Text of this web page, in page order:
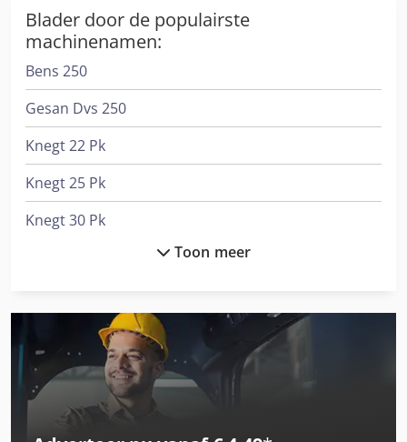
Blader door de populairste
machinenamen:
Bens 250
Gesan Dvs 250
Knegt 22 Pk
Knegt 25 Pk
Knegt 30 Pk
Knegt Kmss 145 Sideshift
Knegt Kmv 125 Verstek
Knegt Kmv 145 Verstek
Toon meer